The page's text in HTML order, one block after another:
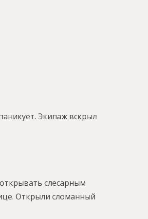
Экипаж вскрыл
слесарным
Открыли сломанный